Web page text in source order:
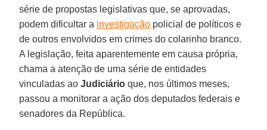
série de propostas legislativas que, se aprovadas,
podem dificultar a investigação policial de políticos e
de outros envolvidos em crimes do colarinho branco.
A legislação, feita aparentemente em causa própria,
chama a atenção de uma série de entidades
vinculadas aoJudiciário que, nos últimos meses,
passou a monitorar a ação dos deputados federais e
senadores da República.